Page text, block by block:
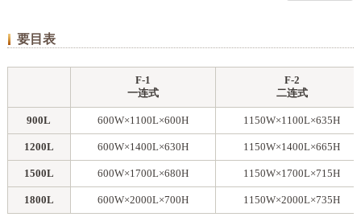
要目表
F-1
一连式
F-2
二连式
900L 600W×1100L×600H 1150W×1100L×635H
1200L 600W×1400L×630H 1150W×1400L×665H
1500L 600W×1700L×680H 1150W×1700L×715H
1800L 600W×2000L×700H 1150W×2000L×735H